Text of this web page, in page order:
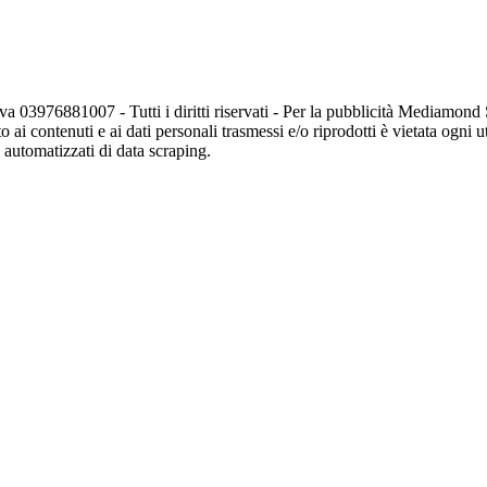
03976881007 - Tutti i diritti riservati - Per la pubblicità
ai contenuti e ai dati personali trasmessi e/o riprodotti è vietata ogni
di data scraping.